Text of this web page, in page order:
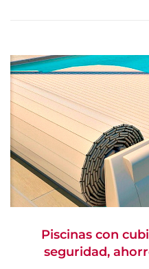
Piscinas con
seguridad,